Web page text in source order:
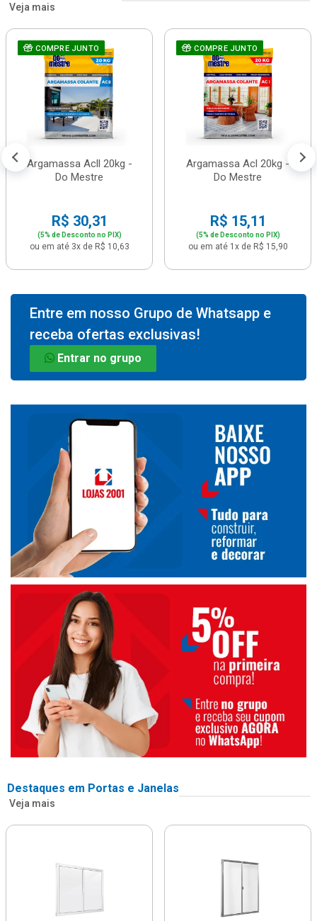
Veja mais
COMPRE JUNTO
Argamassa Acll 20kg -
Do Mestre
R$ 30,31
(5% de Desconto no PIX)
ou em até 3x de R$ 10,63
COMPRE JUNTO
Argamassa Acl 20kg -
Do Mestre
R$ 15,11
(5% de Desconto no PIX)
ou em até 1x de R$ 15,90
Entre em nosso Grupo de Whatsapp e
receba ofertas exclusivas!
Entrar no grupo
Destaques em Portas e Janelas
Veja mais